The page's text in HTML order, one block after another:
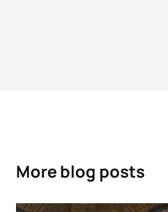
More blog posts